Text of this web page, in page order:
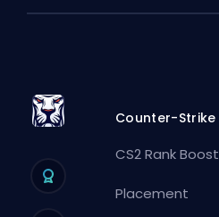
Counter-Strike
CS2 Rank Boost
Placement